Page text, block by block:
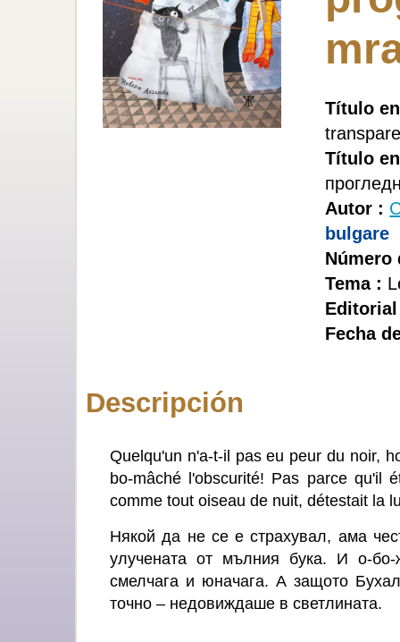
Título
Título
Autor :
bulgare
Número
Tema :
Fecha
Descripción
Quelqu'un n'a-t-il pas eu peur du noir,
bo-mâché l'obscurité! Pas parce qu'il
comme tout oiseau de nuit, détestait la
Някой да не се e страхувал, ама
улучената от мълния бука. И о-
смелчага и юначага. А защото
точно – недовиждаше в светлината.